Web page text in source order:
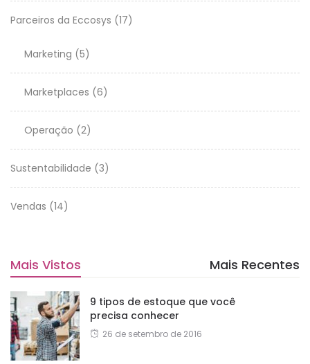
Parceiros da Eccosys (17)
Marketing (5)
Marketplaces (6)
Operação (2)
Sustentabilidade (3)
Vendas (14)
Mais Vistos Mais Recentes
9 tipos de estoque que você
precisa conhecer
26 de setembro de 2016